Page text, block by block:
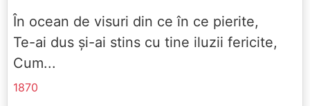
În ocean de visuri din ce în ce pierite,
Te-ai dus şi-ai stins cu tine iluzii fericite,
Cum...
1870